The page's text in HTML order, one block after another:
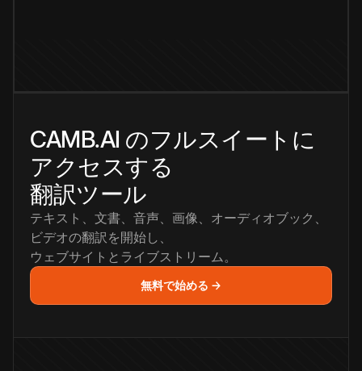
CAMB.AI のフルスイートに
アクセスする
翻訳ツール
テキスト、文書、音声、画像、オーディオブック、
ビデオの翻訳を開始し、
ウェブサイトとライブストリーム。
無料で始める →